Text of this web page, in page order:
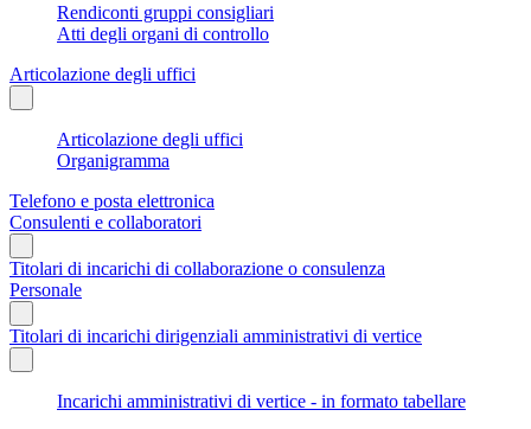
Rendiconti gruppi consigliari
Atti degli organi di controllo
Articolazione degli uffici
Articolazione degli uffici
Organigramma
Telefono e posta elettronica
Consulenti e collaboratori
Titolari di incarichi di collaborazione o consulenza
Personale
Titolari di incarichi dirigenziali amministrativi di vertice
Incarichi amministrativi di vertice - in formato tabellare